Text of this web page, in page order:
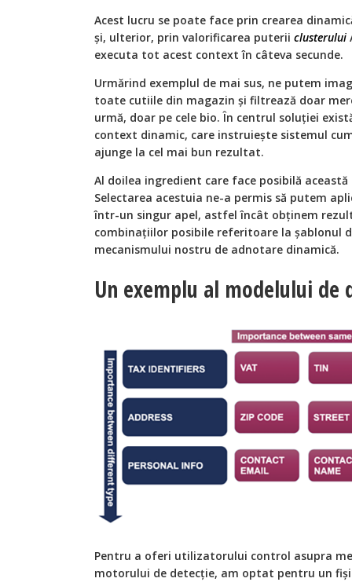
Acest lucru se poate face prin crearea
și, ulterior, prin valorificarea puterii clusterului
executa tot acest context în câteva secunde.
Urmărind exemplul de mai sus, ne putem
toate cutiile din magazin și filtrează doar
urmă, doar pe cele bio. În centrul soluției
context dinamic, care instruiește sistemul
ajunge la cel mai bun rezultat.
Al doilea ingredient care face posibilă
Selectarea acestuia ne-a permis să putem
într-un singur apel, astfel încât obținem
combinațiilor posibile referitoare la șablonul
mecanismului nostru de adnotare dinamică.
Un exemplu al modelului de
Pentru a oferi utilizatorului control asupra
motorului de detecție, am optat pentru un